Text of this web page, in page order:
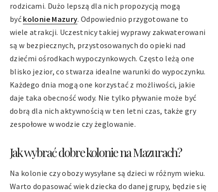
rodzicami. Dużo lepszą dla nich propozycją mogą
być kolonie Mazury. Odpowiednio przygotowane to
wiele atrakcji. Uczestnicy takiej wyprawy zakwaterowani
są w bezpiecznych, przystosowanych do opieki nad
dziećmi ośrodkach wypoczynkowych. Często leżą one
blisko jezior, co stwarza idealne warunki do wypoczynku.
Każdego dnia mogą one korzystać z możliwości, jakie
daje taka obecność wody. Nie tylko pływanie może być
dobrą dla nich aktywnością w ten letni czas, także gry
zespołowe w wodzie czy żeglowanie.
Jak wybrać dobre kolonie na Mazurach?
Na kolonie czy obozy wysyłane są dzieci w różnym wieku.
Warto dopasować wiek dziecka do danej grupy, będzie się